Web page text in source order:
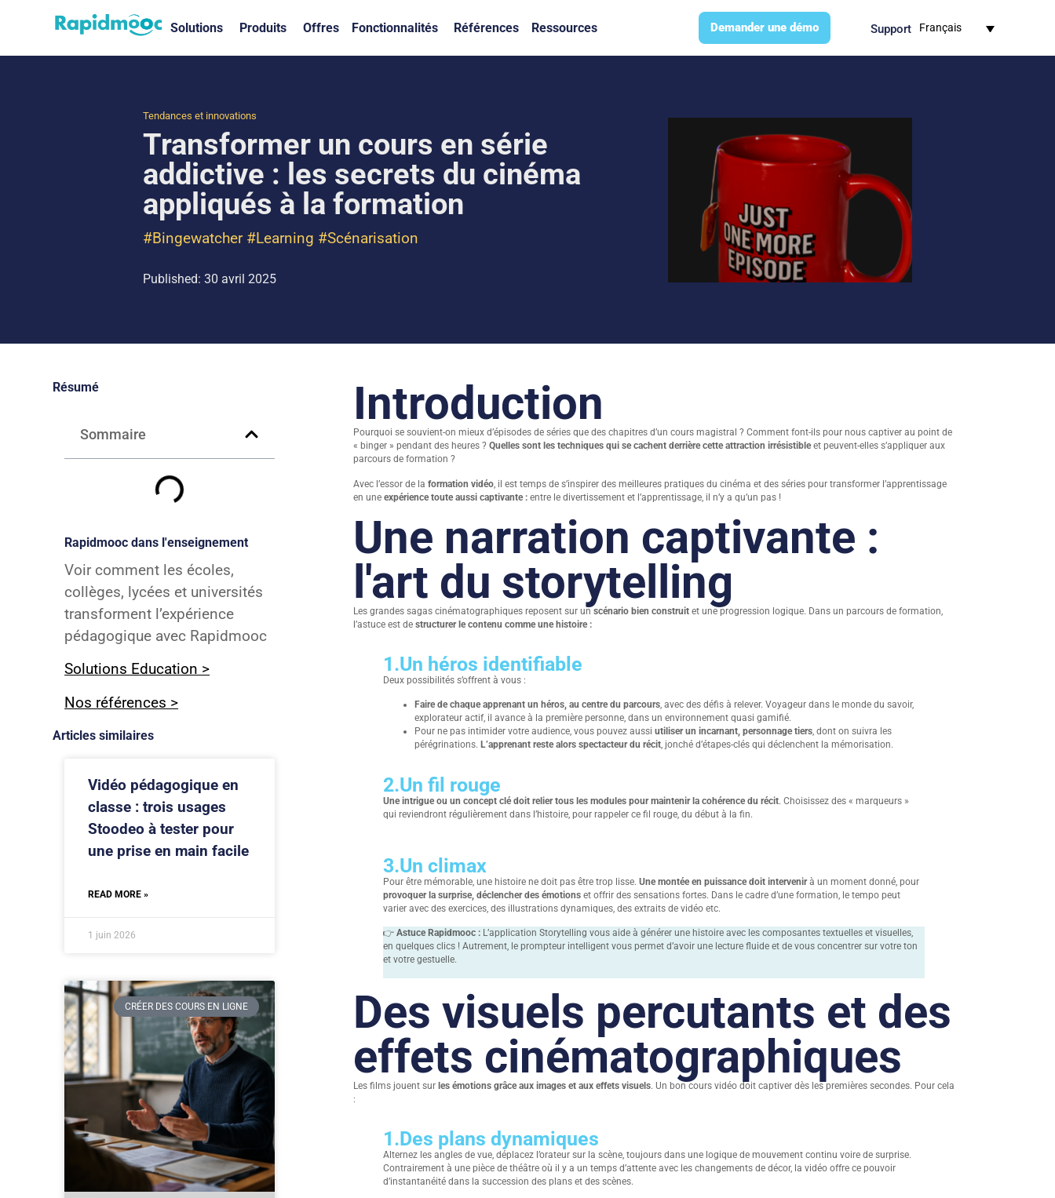
Solutions Produits Offres Fonctionnalités Références Ressources Demander une démo​ Support Français
Tendances et innovations
Transformer un cours en série
addictive : les secrets du cinéma
appliqués à la formation
#Bingewatcher #Learning #Scénarisation
Published: 30 avril 2025
Résumé
Sommaire
Rapidmooc dans l'enseignement
Voir comment les écoles,
collèges, lycées et universités
transforment l’expérience
pédagogique avec Rapidmooc
Solutions Education >
Nos références >
Articles similaires
Vidéo pédagogique en
classe : trois usages
Stoodeo à tester pour
une prise en main facile
READ MORE »
1 juin 2026
CRÉER DES COURS EN LIGNE
Introduction
Pourquoi se souvient-on mieux d’épisodes de séries que des chapitres d’un cours magistral ? Comment font-ils pour nous captiver au point de
« binger » pendant des heures ? Quelles sont les techniques qui se cachent derrière cette attraction irrésistibleet peuvent-elles s’appliquer aux
parcours de formation ?
Avec l’essor de la formation vidéo, il est temps de s’inspirer des meilleures pratiques du cinéma et des séries pour transformer l’apprentissage
en une expérience toute aussi captivante : entre le divertissement et l’apprentissage, il n’y a qu’un pas !
Une narration captivante :
l'art du storytelling
Les grandes sagas cinématographiques reposent sur un scénario bien construitet une progression logique. Dans un parcours de formation,
l’astuce est de structurer le contenu comme une histoire :
1.Un héros identifiable
Deux possibilités s’offrent à vous :
Faire de chaque apprenant un héros, au centre du parcours, avec des défis à relever. Voyageur dans le monde du savoir,
explorateur actif, il avance à la première personne, dans un environnement quasi gamifié.
Pour ne pas intimider votre audience, vous pouvez aussiutiliser un incarnant, personnage tiers, dont on suivra les
pérégrinations. L’apprenant reste alors spectacteur du récit, jonché d’étapes-clés qui déclenchent la mémorisation.
2.Un fil rouge
Une intrigue ou un concept clé doit relier tous les modules pour maintenir la cohérence du récit. Choisissez des « marqueurs »
qui reviendront régulièrement dans l’histoire, pour rappeler ce fil rouge, du début à la fin.
3.Un climax
Pour être mémorable, une histoire ne doit pas être trop lisse.Une montée en puissance doit intervenirà un moment donné, pour
provoquer la surprise, déclencher des émotions et offrir des sensations fortes. Dans le cadre d’une formation, le tempo peut
varier avec des exercices, des illustrations dynamiques, des extraits de vidéo etc.
👉 Astuce Rapidmooc : L’application Storytelling vous aide à générer une histoire avec les composantes textuelles et visuelles,
en quelques clics ! Autrement, le prompteur intelligent vous permet d’avoir une lecture fluide et de vous concentrer sur votre ton
et votre gestuelle.
Des visuels percutants et des
effets cinématographiques
Les films jouent sur les émotions grâce aux images et aux effets visuels. Un bon cours vidéo doit captiver dès les premières secondes. Pour cela
:
1.Des plans dynamiques
Alternez les angles de vue, déplacez l’orateur sur la scène, toujours dans une logique de mouvement continu voire de surprise.
Contrairement à une pièce de théâtre où il y a un temps d’attente avec les changements de décor, la vidéo offre ce pouvoir
d’instantanéité dans la succession des plans et des scènes.